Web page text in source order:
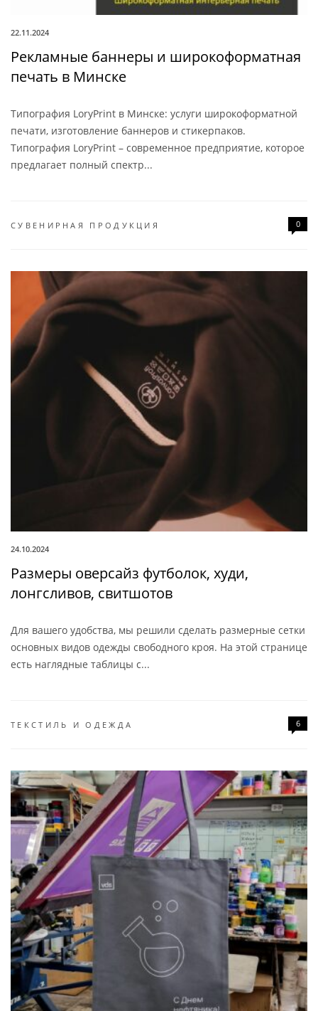
22.11.2024
Рекламные баннеры и широкоформатная
печать в Минске
Типография LoryPrint в Минске: услуги широкоформатной
печати, изготовление баннеров и стикерпаков.
Типография LoryPrint – современное предприятие, которое
предлагает полный спектр...
СУВЕНИРНАЯ ПРОДУКЦИЯ 0
24.10.2024
Размеры оверсайз футболок, худи,
лонгсливов, свитшотов
Для вашего удобства, мы решили сделать размерные сетки
основных видов одежды свободного кроя. На этой странице
есть наглядные таблицы с...
ТЕКСТИЛЬ И ОДЕЖДА 6